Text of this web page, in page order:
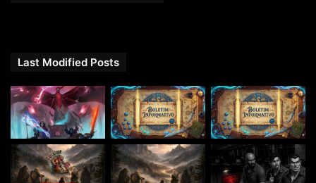
Last Modified Posts